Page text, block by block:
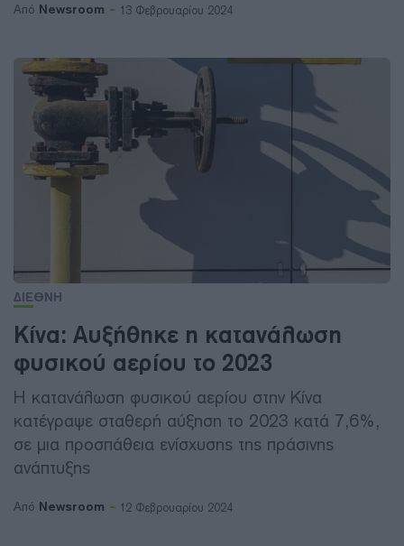
Από Newsroom 13 Φεβρουαρίου 2024
ΔΙΕΘΝΗ
Κίνα: Αυξήθηκε η κατανάλωση
φυσικού αερίου το 2023
Η κατανάλωση φυσικού αερίου στην Κίνα
κατέγραψε σταθερή αύξηση το 2023 κατά 7,6%,
σε μια προσπάθεια ενίσχυσης της πράσινης
ανάπτυξης
Από Newsroom 12 Φεβρουαρίου 2024